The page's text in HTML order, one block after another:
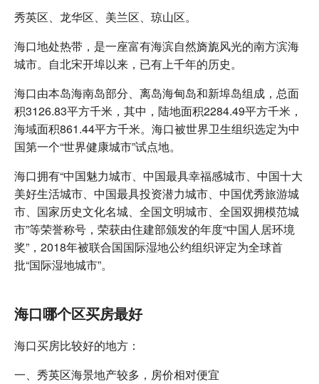
秀英区、龙华区、美兰区、琼山区。
海口地处热带，是一座富有海滨自然旖旎风光的南方滨海
城市。自北宋开埠以来，已有上千年的历史。
海口由本岛海南岛部分、离岛海甸岛和新埠岛组成，总面
积3126.83平方千米，其中，陆地面积2284.49平方千米，
海域面积861.44平方千米。海口被世界卫生组织选定为中
国第一个“世界健康城市”试点地。
海口拥有“中国魅力城市、中国最具幸福感城市、中国十大
美好生活城市、中国最具投资潜力城市、中国优秀旅游城
市、国家历史文化名城、全国文明城市、全国双拥模范城
市”等荣誉称号，荣获由住建部颁发的年度“中国人居环境
奖”，2018年被联合国国际湿地公约组织评定为全球首
批“国际湿地城市”。
海口哪个区买房最好
海口买房比较好的地方：
一、秀英区海景地产较多，房价相对便宜